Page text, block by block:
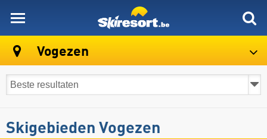
Vogezen
Skigebieden Vogezen